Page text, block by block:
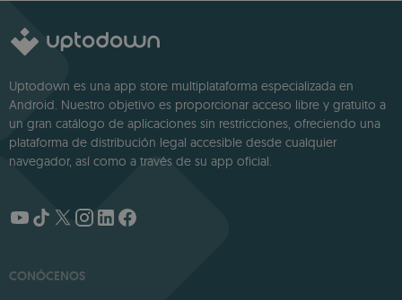
Uptodown es una app store multiplataforma especializada en
Android. Nuestro objetivo es proporcionar acceso libre y gratuito a
un gran catálogo de aplicaciones sin restricciones, ofreciendo una
plataforma de distribución legal accesible desde cualquier
navegador, así como a través de su app oficial.
CONÓCENOS